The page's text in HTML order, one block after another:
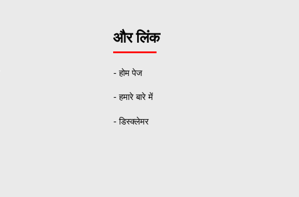
और लिंक
- होम पेज
- हमारे बारे में
- डिस्क्लेमर